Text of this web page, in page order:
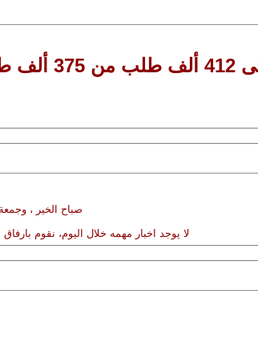
صباح الخير ،
لا يوجد اخبار مهمه خلال اليوم، نقوم